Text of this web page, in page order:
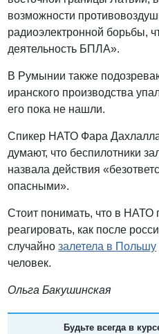
возможности
радиоэлектронной борьбы,
деятельность БПЛА».
В Румынии также
иранского производства
его пока не нашли.
Спикер НАТО Фара
думают, что беспилотники
назвала действия
опасными».
Стоит понимать, что в НАТО
реагировать, как после
случайнозалетела в Польшу
человек.
Ольга Бакушинская
Будьте всегда в